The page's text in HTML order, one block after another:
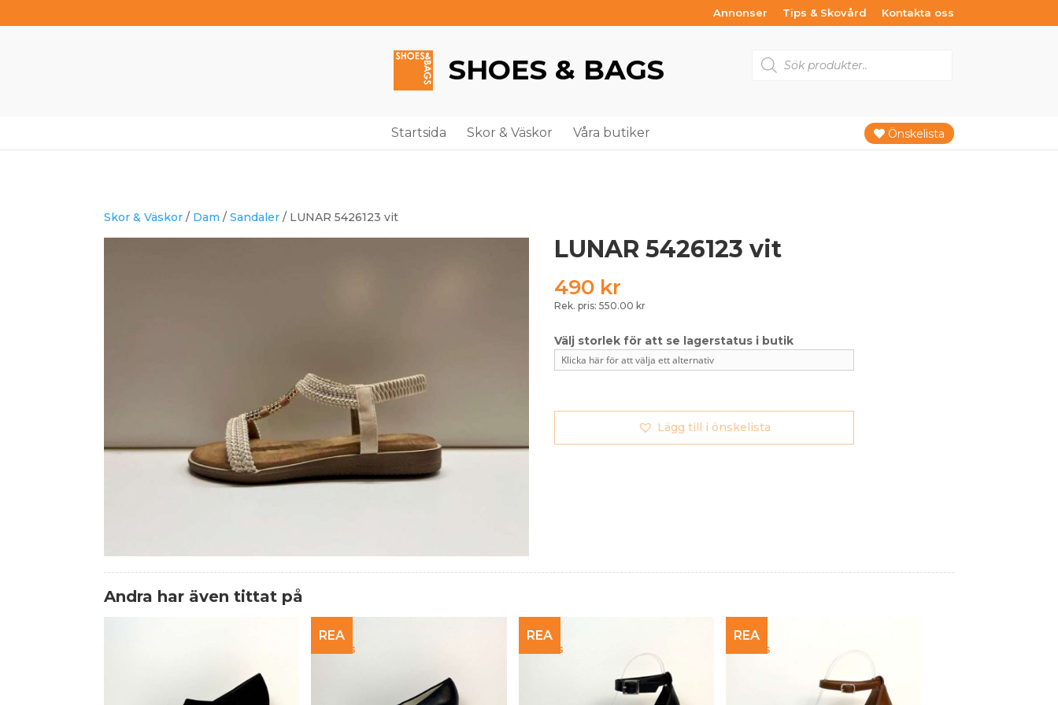
Annonser Tips & Skovård Kontakta oss
SHOES & BAGS search
Startsida Skor & Väskor Våra butiker Önskelista
Skor & Väskor / Dam / Sandaler / LUNAR 5426123 vit
LUNAR 5426123 vit
490 kr
Rek. pris: 550.00 kr
Lägg till i önskelista
Andra har även tittat på
REA REA REA